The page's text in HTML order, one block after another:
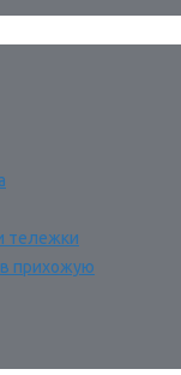
тележки
прихожую